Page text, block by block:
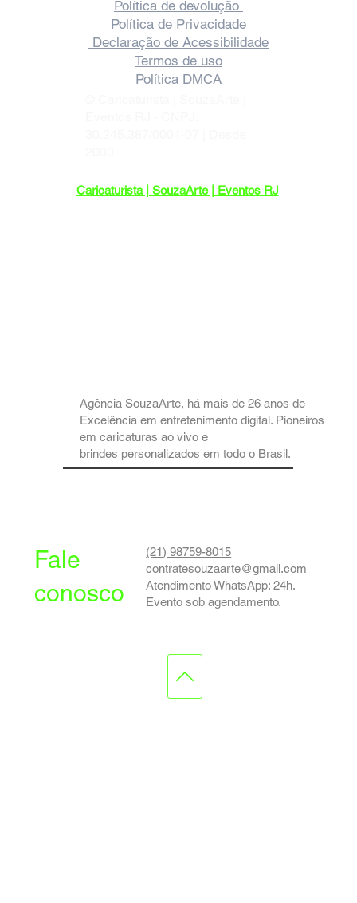
Agência SouzaArte, há mais de 26 anos de
Excelência em entretenimento digital. Pioneiros
em caricaturas ao vivo e
brindes personalizados em todo o Brasil.
Fale
conosco
(21) 98759-8015
contratesouzaarte@gmail.com
Atendimento WhatsApp: 24h.
Evento sob agendamento.
Caricaturista | SouzaArte | Eventos RJ
Política de devolução
Política de Privacidade
Declaração de Acessibilidade
Termos de uso
Política DMCA